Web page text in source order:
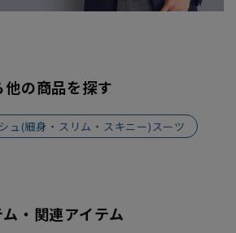
の商品を探す
ュ(細身・スリム・スキニー)スーツ
・関連アイテム